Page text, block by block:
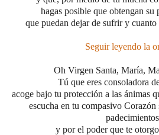
hagas posible que obtengan su
que puedan dejar de sufrir y
Seguir leyendo la
Oh Virgen Santa, María,
Tú que eres consoladora
acoge bajo tu protección a las ánimas
escucha en tu compasivo Corazón
padecimientos
y por el poder que te